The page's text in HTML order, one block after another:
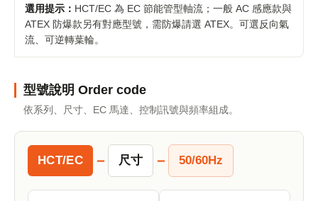
選用提示： HCT/EC 為 EC 節能管型軸流；一般 AC 感應款與
ATEX 防爆款另有對應型號，需防爆請選 ATEX。可選反向氣
流、可逆轉葉輪。
型號說明 Order code
依系列、尺寸、EC 馬達、控制訊號與頻率組成。
HCT/EC － 尺寸 － 50/60Hz